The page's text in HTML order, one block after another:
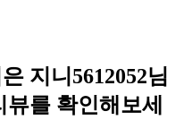
지니5612052님
를 확인해보세